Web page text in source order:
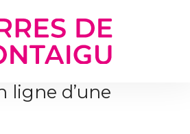
ligne d’une